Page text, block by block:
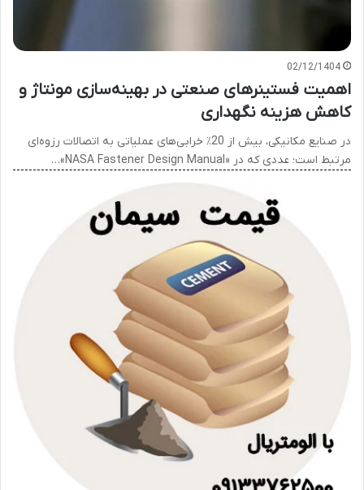
02/12/1404
اهمیت فستینرهای صنعتی در بهینه‌سازی مونتاژ و
کاهش هزینه نگهداری
در صنایع مکانیکی، بیش از 20٪ خرابی‌های عملیاتی به اتصالات رزوه‌ای
مرتبط است؛ عددی که در «NASA Fastener Design Manual»…